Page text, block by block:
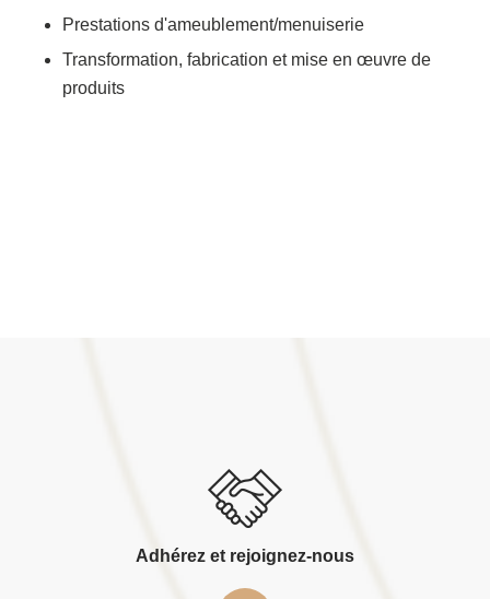
Prestations d'ameublement/menuiserie
Transformation, fabrication et mise en œuvre de
produits
Adhérez et rejoignez-nous